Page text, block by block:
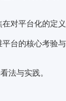
对平台化的定义
台的核心考验与
法与实践。